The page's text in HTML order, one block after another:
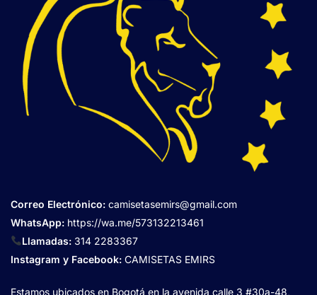
Correo Electrónico: camisetasemirs@gmail.com
WhatsApp: https://wa.me/573132213461
Llamadas:314 2283367
Instagram y Facebook: CAMISETAS EMIRS
Estamos ubicados en Bogotá en la avenida calle 3 #30a-48,